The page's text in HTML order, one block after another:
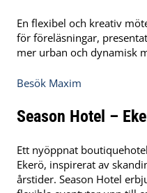
En flexibel och kreativ
för föreläsningar,
mer urban och dynamisk
Besök Maxim
Season Hotel –
Ett nyöppnat
Ekerö, inspirerat av
årstider. Season Hotel